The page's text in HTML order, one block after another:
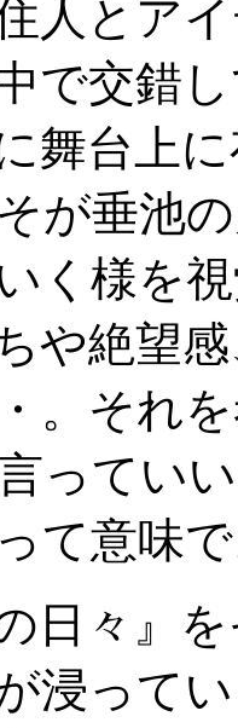
人とア
で交錯
舞台上
が垂池
く様を
や絶望
。それ
ってい
て意味
日々』
浸って